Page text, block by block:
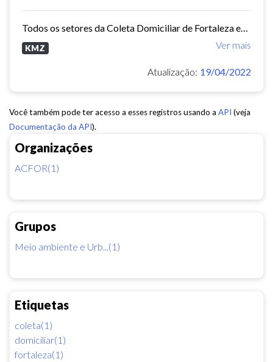
Organizações
ACFOR(1)
Grupos
Meio ambiente e Urb...(1)
Etiquetas
coleta(1)
domiciliar(1)
fortaleza(1)
Ver mais
KMZ
Atualização: 19/04/2022
Você também pode ter acesso a esses registros usando a API (veja
Documentação da API).